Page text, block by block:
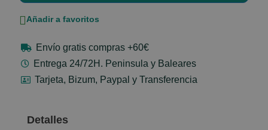
Añadir a favoritos
Envío gratis compras +60€
Entrega 24/72H. Peninsula y Baleares
Tarjeta, Bizum, Paypal y Transferencia
Detalles